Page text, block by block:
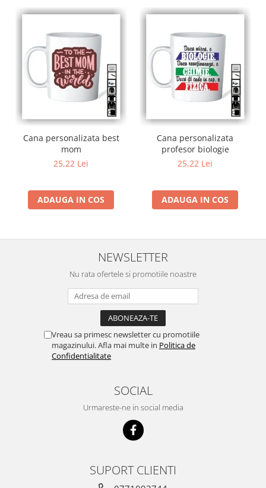
Cana personalizata best
mom
25,22 Lei
ADAUGA IN COS
Cana personalizata
profesor biologie
25,22 Lei
ADAUGA IN COS
NEWSLETTER
Nu rata ofertele si promotiile noastre
Vreau sa primesc newsletter cu promotiile
magazinului. Afla mai multe in Politica de
Confidentialitate
SOCIAL
Urmareste-ne in social media
SUPORT CLIENTI